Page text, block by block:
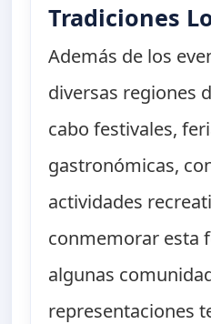
Tradiciones
Además de los
diversas regiones
cabo festivales,
gastronómicas,
actividades
conmemorar esta
algunas
representaciones